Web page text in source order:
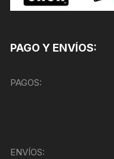
PAGO Y ENVÍOS:
PAGOS:
ENVÍOS: